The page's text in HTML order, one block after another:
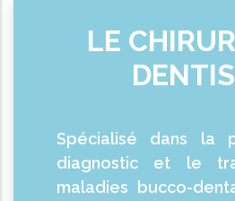
LE
Spécialisé dans la
diagnostic et le
maladies bucco-